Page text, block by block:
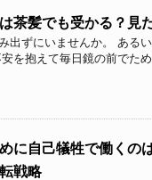
茶髪でも受かる？見
出ずにいませんか。 ある
を抱えて毎日鏡の前でた
に自己犠牲で働く
戦略